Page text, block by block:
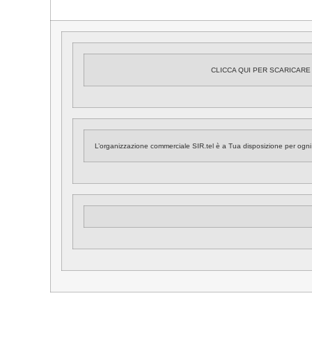
CLICCA QUI PER
L’organizzazione commerciale SIR.tel è a Tua disposizione per